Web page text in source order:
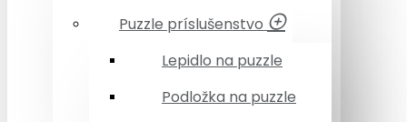
Puzzle príslušenstvo
Lepidlo na puzzle
Podložka na puzzle